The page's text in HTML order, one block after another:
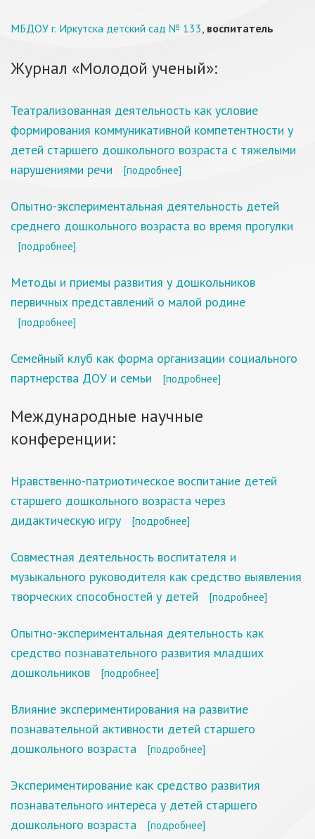
МБДОУ г. Иркутска детский сад № 133, воспитатель
Журнал «Молодой ученый»:
Театрализованная деятельность как условие
формирования коммуникативной компетентности у
детей старшего дошкольного возраста с тяжелыми
нарушениями речи
[подробнее]
Опытно-экспериментальная деятельность детей
среднего дошкольного возраста во время прогулки
[подробнее]
Методы и приемы развития у дошкольников
первичных представлений о малой родине
[подробнее]
Семейный клуб как форма организации социального
партнерства ДОУ и семьи
[подробнее]
Международные научные
конференции:
Нравственно-патриотическое воспитание детей
старшего дошкольного возраста через
дидактическую игру
[подробнее]
Совместная деятельность воспитателя и
музыкального руководителя как средство выявления
творческих способностей у детей
[подробнее]
Опытно-экспериментальная деятельность как
средство познавательного развития младших
дошкольников
[подробнее]
Влияние экспериментирования на развитие
познавательной активности детей старшего
дошкольного возраста
[подробнее]
Экспериментирование как средство развития
познавательного интереса у детей старшего
дошкольного возраста
[подробнее]